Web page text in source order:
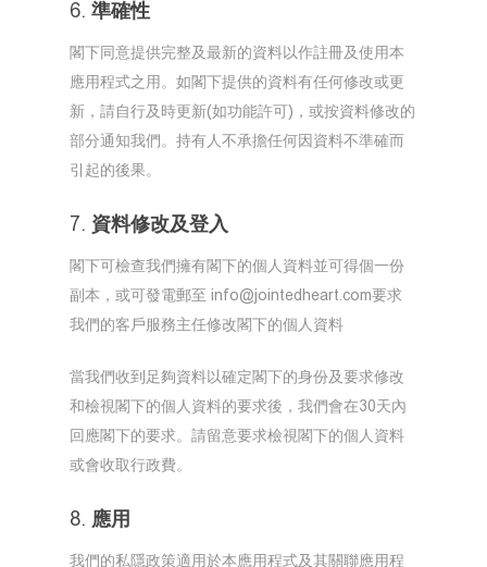
6. 準確性
閣下同意提供完整及最新的資料以作註冊及使用本
應用程式之用。如閣下提供的資料有任何修改或更
新，請自行及時更新(如功能許可)，或按資料修改的
部分通知我們。持有人不承擔任何因資料不準確而
引起的後果。
7. 資料修改及登入
閣下可檢查我們擁有閣下的個人資料並可得個一份
副本，或可發電郵至 info@jointedheart.com要求
我們的客戶服務主任修改閣下的個人資料
當我們收到足夠資料以確定閣下的身份及要求修改
和檢視閣下的個人資料的要求後，我們會在30天內
回應閣下的要求。請留意要求檢視閣下的個人資料
或會收取行政費。
8. 應用
我們的私隱政策適用於本應用程式及其關聯應用程